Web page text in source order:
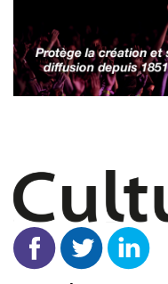
contenu
principal